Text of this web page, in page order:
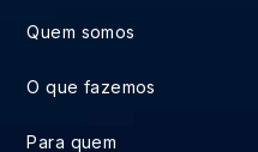
Quem somos
O que fazemos
Para quem